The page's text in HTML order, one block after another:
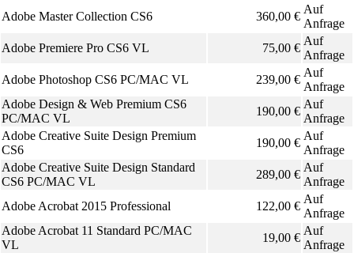
Adobe Master Collection CS6
360,00 €
Auf
Anfrage
Adobe Premiere Pro CS6 VL
75,00 €
Auf
Anfrage
Adobe Photoshop CS6 PC/MAC VL
239,00 €
Auf
Anfrage
Adobe Design & Web Premium CS6
PC/MAC VL
190,00 €
Auf
Anfrage
Adobe Creative Suite Design Premium
CS6
190,00 €
Auf
Anfrage
Adobe Creative Suite Design Standard
CS6 PC/MAC VL
289,00 €
Auf
Anfrage
Adobe Acrobat 2015 Professional
122,00 €
Auf
Anfrage
Adobe Acrobat 11 Standard PC/MAC
VL
19,00 €
Auf
Anfrage